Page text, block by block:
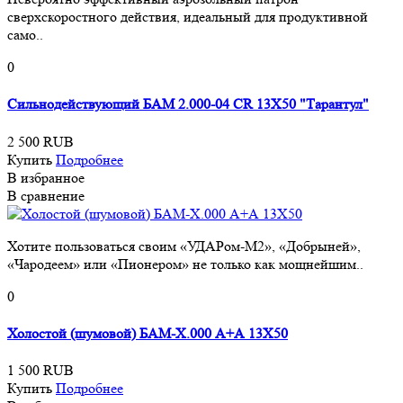
сверхскоростного действия, идеальный для продуктивной
само..
0
Сильнодействующий БАМ 2.000-04 CR 13Х50 "Тарантул"
2 500 RUB
Купить Подробнее
В избранное
В сравнение
Хотите пользоваться своим «УДАРом-М2», «Добрыней»,
«Чародеем» или «Пионером» не только как мощнейшим..
0
Холостой (шумовой) БАМ-Х.000 А+А 13Х50
1 500 RUB
Купить Подробнее